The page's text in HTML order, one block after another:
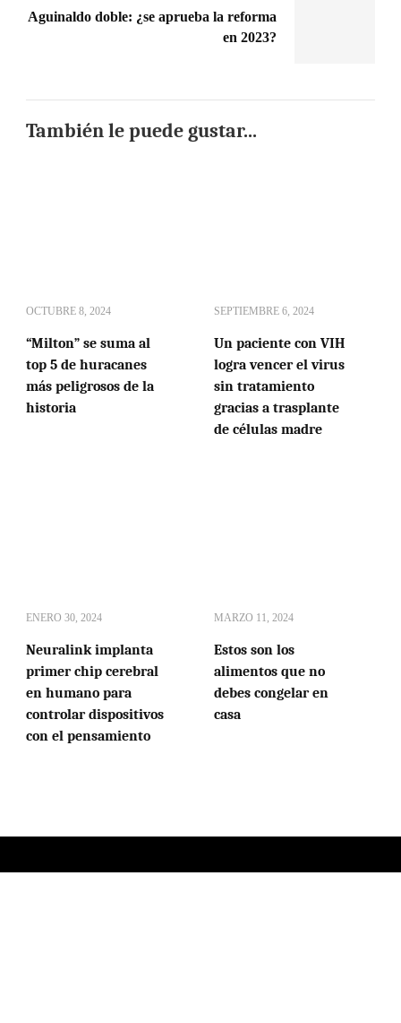
Aguinaldo doble: ¿se aprueba la reforma
en 2023?
También le puede gustar...
OCTUBRE 8, 2024
“Milton” se suma al
top 5 de huracanes
más peligrosos de la
historia
SEPTIEMBRE 6, 2024
Un paciente con VIH
logra vencer el virus
sin tratamiento
gracias a trasplante
de células madre
ENERO 30, 2024
Neuralink implanta
primer chip cerebral
en humano para
controlar dispositivos
con el pensamiento
MARZO 11, 2024
Estos son los
alimentos que no
debes congelar en
casa